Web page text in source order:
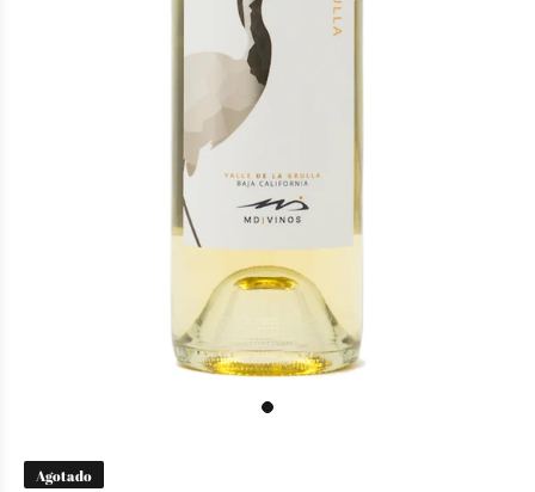
Agotado